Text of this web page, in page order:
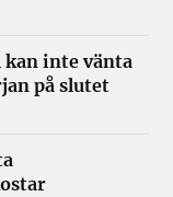
kan inte vänta
på slutet